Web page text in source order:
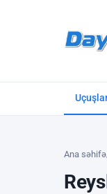
Ana səhifə